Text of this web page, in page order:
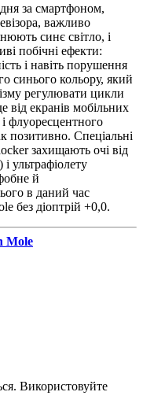
за смартфоном,
важливо
синє світло, і
побічні ефекти:
і навіть порушення
синього кольору, який
регулювати цикли
екранів мобільних
і флуоресцентного
позитивно. Спеціальні
захищають очі від
ультрафіолету
й
в даний час
без діоптрій +0,0.
Mole
Використовуйте